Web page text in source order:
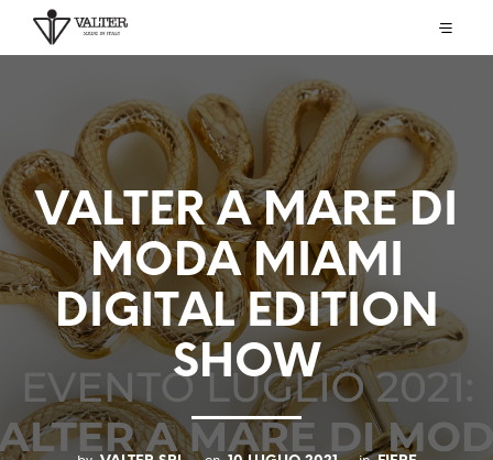
VALTER A MARE DI
MODA MIAMI
DIGITAL EDITION
SHOW